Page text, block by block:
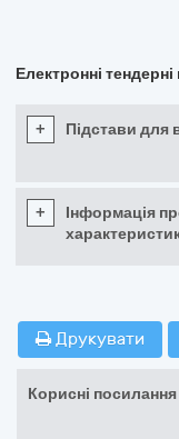
Електронні
+ Підстави для
+
Інформація про
Друкувати
Корисні посилання